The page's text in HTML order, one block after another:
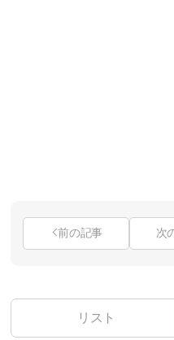
前の記事 次
リスト